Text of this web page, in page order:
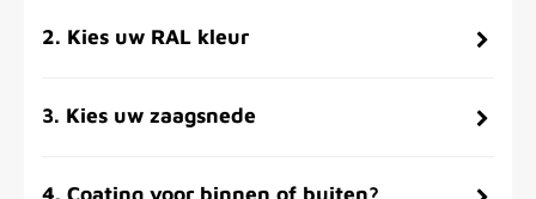
2. Kies uw RAL kleur
3. Kies uw zaagsnede
4. Coating voor binnen of buiten?